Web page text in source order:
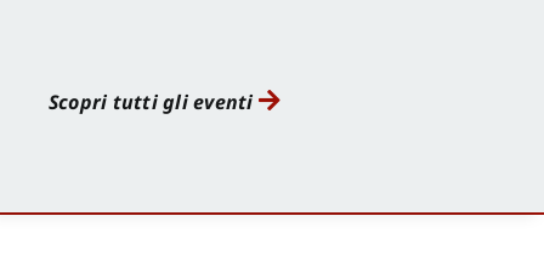
Scopri tutti gli eventi